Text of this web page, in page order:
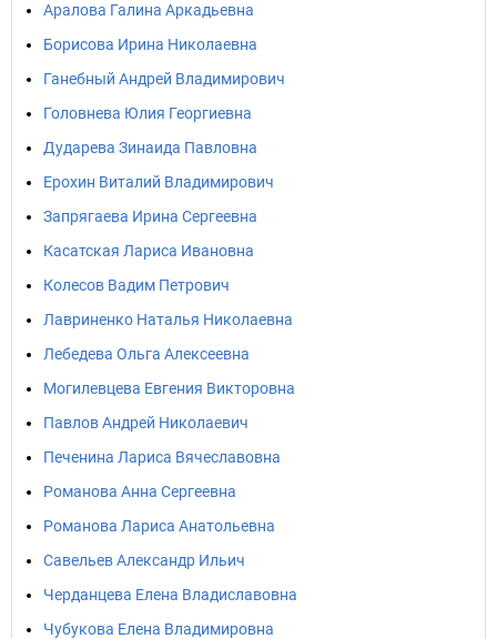
Аралова Галина Аркадьевна
Борисова Ирина Николаевна
Ганебный Андрей Владимирович
Головнева Юлия Георгиевна
Дударева Зинаида Павловна
Ерохин Виталий Владимирович
Запрягаева Ирина Сергеевна
Касатская Лариса Ивановна
Колесов Вадим Петрович
Лавриненко Наталья Николаевна
Лебедева Ольга Алексеевна
Могилевцева Евгения Викторовна
Павлов Андрей Николаевич
Печенина Лариса Вячеславовна
Романова Анна Сергеевна
Романова Лариса Анатольевна
Савельев Александр Ильич
Черданцева Елена Владиславовна
Чубукова Елена Владимировна